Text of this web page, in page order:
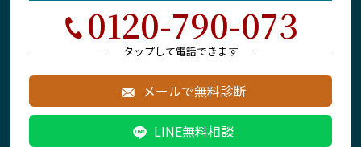
0120-790-073
タップして電話できます
メールで無料診断
LINE無料相談